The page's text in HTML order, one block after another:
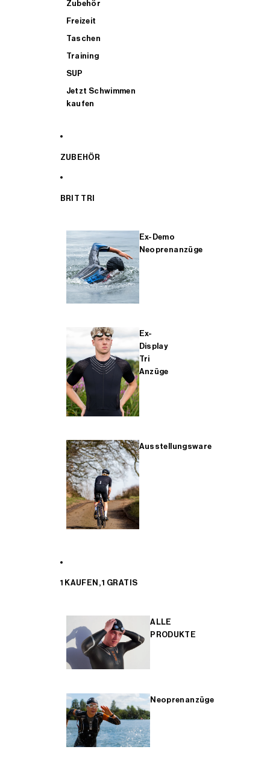
Zubehör
Freizeit
Taschen
Training
SUP
Jetzt Schwimmen
kaufen
ZUBEHÖR
BRIT TRI
Ex-Demo
Neoprenanzüge
Ex-
Display
Tri
Anzüge
Ausstellungsware
1 KAUFEN, 1 GRATIS
ALLE
PRODUKTE
Neoprenanzüge